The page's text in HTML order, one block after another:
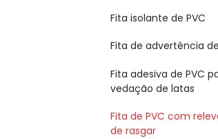
Fita isolante de PVC
Fita de advertência
Fita adesiva de PVC
vedação de latas
Fita de PVC com
de rasgar